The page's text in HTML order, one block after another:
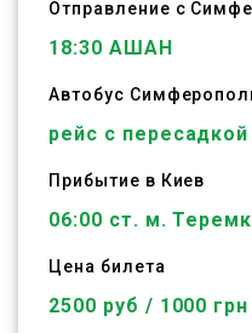
Отправление с
18:30 АШАН
Автобус
рейс с пересадкой
Прибытие в Киев
06:00 ст. м.
Цена билета
2500 руб / 1000 грн